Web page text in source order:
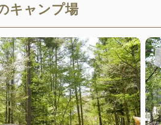
キャンプ場